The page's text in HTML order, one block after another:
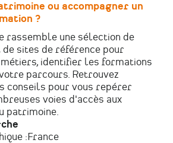
ou accompagner un
?
rassemble une sélection de
sites de référence pour
identifier les formations
parcours. Retrouvez
conseils pour vous repérer
voies d'accès aux
patrimoine.
: France